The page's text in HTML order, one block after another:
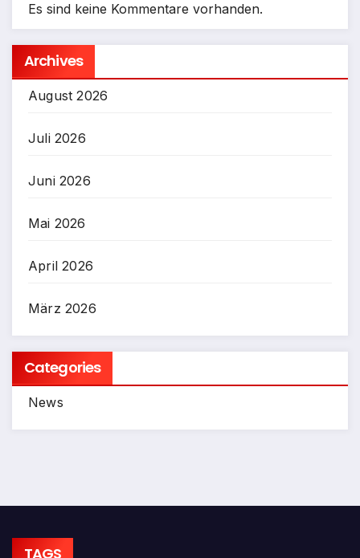
Es sind keine Kommentare vorhanden.
Archives
August 2026
Juli 2026
Juni 2026
Mai 2026
April 2026
März 2026
Categories
News
TAGS